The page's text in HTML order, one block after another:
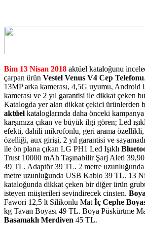
Bim 13 Nisan 2018 aktüel kataloğunu
çarpan ürün Vestel Venus V4 Cep Telefonu
13MP arka kamerası, 4,5G uyumu, Android
kamerası ve 2 yıl garantisi ile dikkat çeken
Katalogda yer alan dikkat çekici ürünlerden
aktüel kataloglarında daha önceki
karşımıza çıkan ve büyük ilgi gören; Led
efekti, dahili mikrofonlu, geri arama özellikli,
özelliği, aux girişi, 2 yıl garantisi ve
ile ön plana çıkan LG PH1 Led Işıklı
Trust 10000 mAh Taşınabilir Şarj Aleti
49 TL. Adaptör 39 TL. 2 metre uzunluğunda
metre uzunluğunda USB Kablo 39 TL. 13
kataloğunda dikkat çeken bir diğer ürün
isteyen müşterileri sevindirecek cinsten.
Fawori 12,5 lt Silikonlu Mat İç Cephe
kg Tavan Boyası 49 TL. Boya Püskürtme
Basamaklı Merdiven 45 TL.